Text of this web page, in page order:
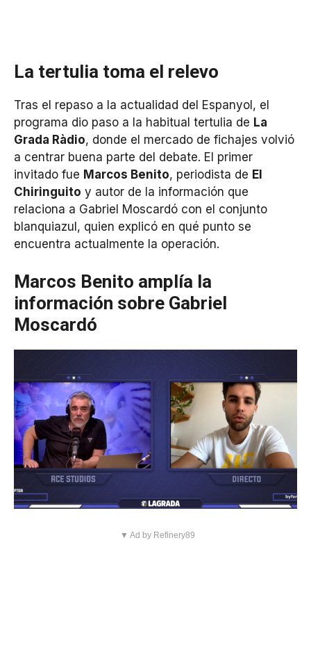
La tertulia toma el relevo
Tras el repaso a la actualidad del Espanyol, el
programa dio paso a la habitual tertulia de La
Grada Ràdio, donde el mercado de fichajes volvió
a centrar buena parte del debate. El primer
invitado fue Marcos Benito, periodista de El
Chiringuito y autor de la información que
relaciona a Gabriel Moscardó con el conjunto
blanquiazul, quien explicó en qué punto se
encuentra actualmente la operación.
Marcos Benito amplía la
información sobre Gabriel
Moscardó
▼ Ad by Refinery89